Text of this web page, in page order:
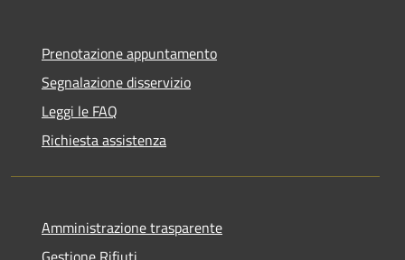
Prenotazione appuntamento
Segnalazione disservizio
Leggi le FAQ
Richiesta assistenza
Amministrazione trasparente